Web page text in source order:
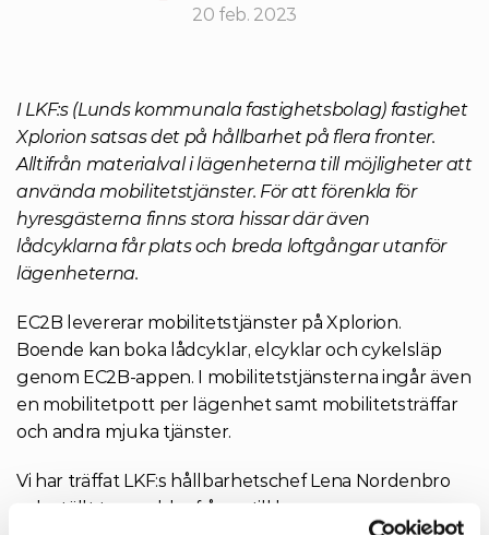
20 feb. 2023
I LKF:s (Lunds kommunala fastighetsbolag) fastighet
Xplorion satsas det på hållbarhet på flera fronter.
Alltifrån materialval i lägenheterna till möjligheter att
använda mobilitetstjänster. För att förenkla för
hyresgästerna finns stora hissar där även
lådcyklarna får plats och breda loftgångar utanför
lägenheterna.
EC2B levererar mobilitetstjänster på Xplorion.
Boende kan boka lådcyklar, elcyklar och cykelsläp
genom EC2B-appen. I mobilitetstjänsterna ingår även
en mobilitetpott per lägenhet samt mobilitetsträffar
och andra mjuka tjänster.
Vi har träffat LKF:s hållbarhetschef Lena Nordenbro
och ställt tre snabba frågor till henne.